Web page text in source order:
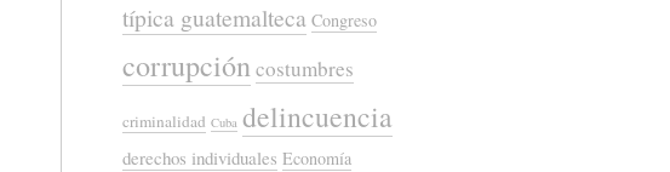
típica guatemalteca Congreso
corrupcióncostumbres
criminalidad Cuba delincuencia
derechos individuales Economía